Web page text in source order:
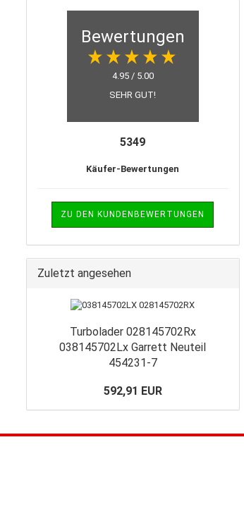
Bewertungen
4.95 / 5.00
SEHR GUT!
5349
Käufer-Bewertungen
ZU DEN KUNDENBEWERTUNGEN
Zuletzt angesehen
Turbolader 028145702Rx
038145702Lx Garrett Neuteil
454231-7
592,91 EUR